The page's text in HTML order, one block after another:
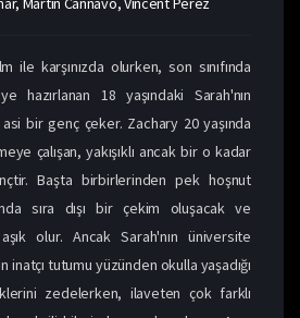
ile karşınızda olurken, son sınıfında
hazırlanan 18 yaşındaki Sarah'nın
bir genç çeker. Zachary 20 yaşında
çalışan, yakışıklı ancak bir o kadar
Başta birbirlerinden pek hoşnut
sıra dışı bir çekim oluşacak ve
olur. Ancak Sarah'nın üniversite
inatçı tutumu yüzünden okulla yaşadığı
zedelerken, ilaveten çok farklı